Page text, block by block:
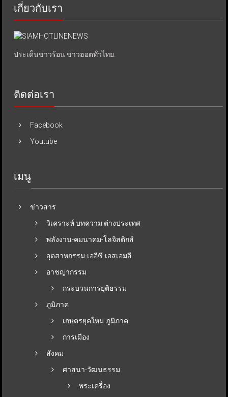
เกี่ยวกับเรา
ประเด็นข่าวร้อน ข่าวฮอตทั่วไทย.
ติดต่อเรา
Facebook
Youtube
เมนู
ข่าวสาร
วิเคราะห์ บทความ ต่างประเทศ
พลังงาน-คมนาคม-โลจิสติกส์
อุตสาหกรรม-เออีซี-เอสเอมอี
อาชญากรรม
กระบวนการยุติธรรม
ภูมิภาค
เกษตรยุคใหม่-ภูมิภาค
การเมือง
สังคม
ศาสนา-วัฒนธรรม
พระเครื่อง